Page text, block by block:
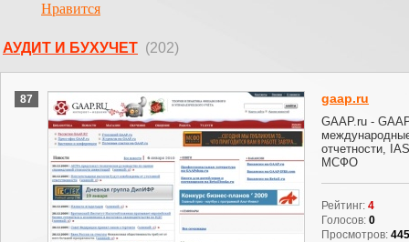
Нравится
АУДИТ И БУХУЧЕТ (202)
87 gaap.ru
GAAP.ru -
отчетности,
МСФО
Рейтинг: 4
Голосов: 0
Просмотров: